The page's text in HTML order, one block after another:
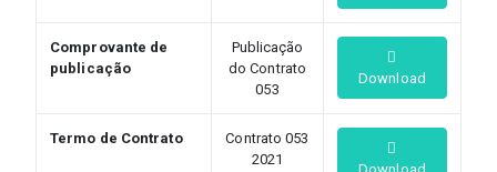
Comprovante de
publicação
Publicação
do Contrato
053
Download
Termo de Contrato
Contrato 053
2021